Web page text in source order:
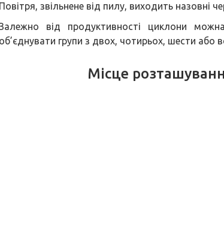
Повітря, звільнене від пилу, виходить назовні
від продуктивності циклони
об’єднувати групи з двох, чотирьох, шести або
Місце